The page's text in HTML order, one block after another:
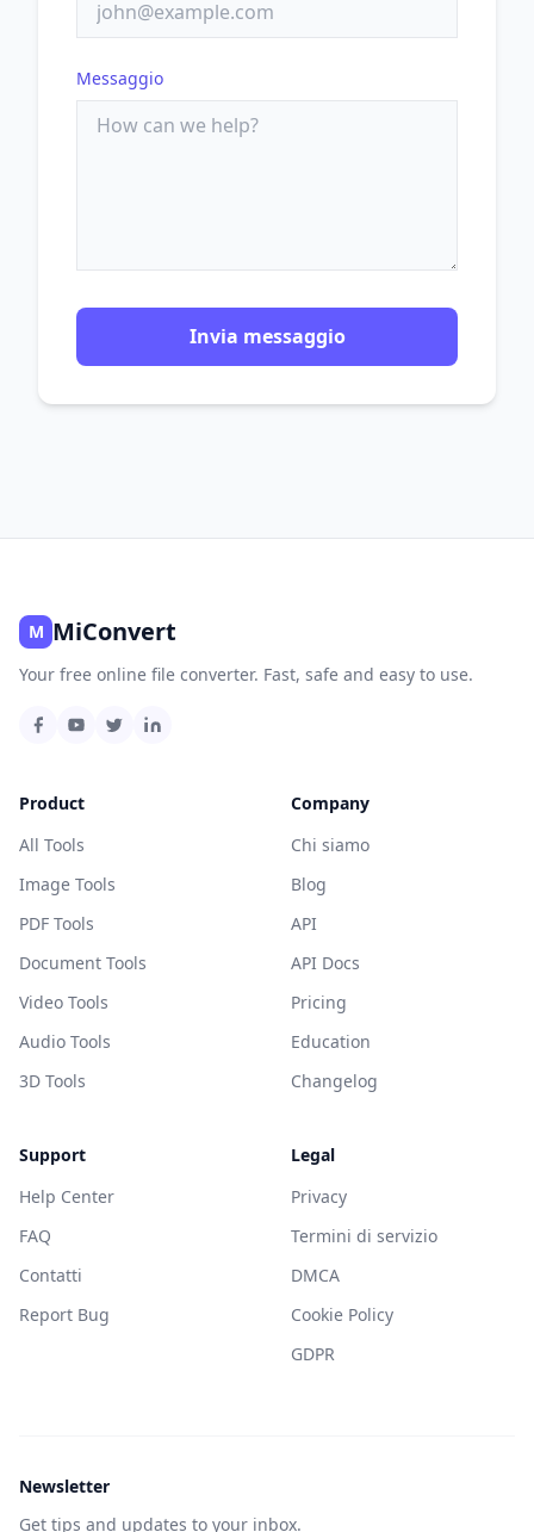
Messaggio
Invia messaggio
M MiConvert
Your free online file converter. Fast, safe and easy to use.
Product
All Tools
Image Tools
PDF Tools
Document Tools
Video Tools
Audio Tools
3D Tools
Company
Chi siamo
Blog
API
API Docs
Pricing
Education
Changelog
Support
Help Center
FAQ
Contatti
Report Bug
Legal
Privacy
Termini di servizio
DMCA
Cookie Policy
GDPR
Newsletter
Get tips and updates to your inbox.